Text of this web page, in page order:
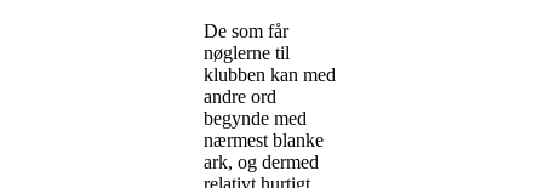
De som får
nøglerne til
klubben kan med
andre ord
begynde med
nærmest blanke
ark, og dermed